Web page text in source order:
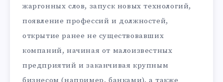
жаргонных слов, запуск новых технологий,
появление профессий и должностей,
открытие ранее не существовавших
компаний, начиная от малоизвестных
предприятий и заканчивая крупным